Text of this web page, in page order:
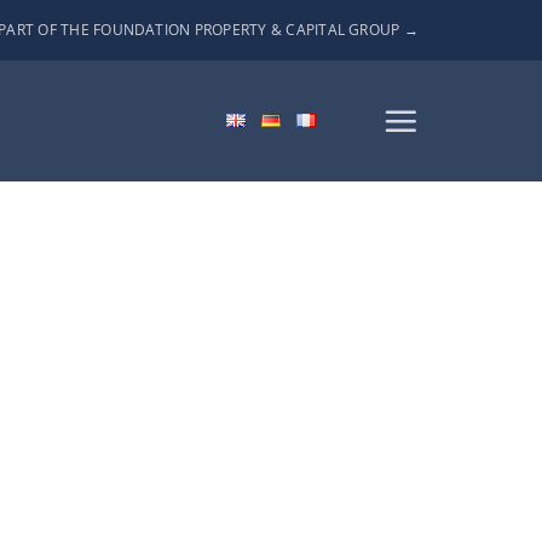
OF THE FOUNDATION PROPERTY & CAPITAL GROUP →